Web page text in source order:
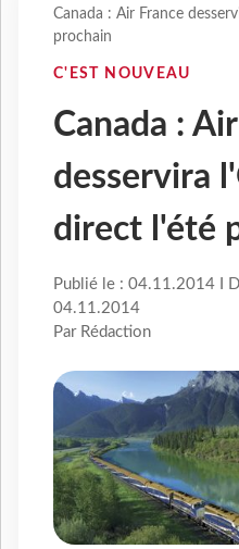
Canada : Air France
prochain
C'EST NOUVEAU
Canada :
desservira
direct l'été
Publié le : 04.11.2014 I
04.11.2014
Par Rédaction